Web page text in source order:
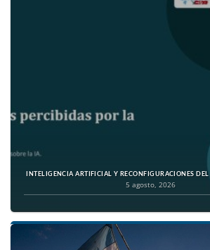
INTELIGENCIA ARTIFICIAL Y RECONFIGURACIONES DEL
5 agosto, 2026